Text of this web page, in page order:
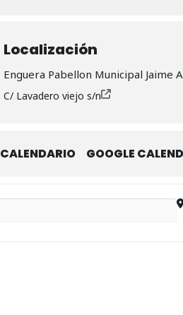
Localización
Enguera Pabellon Municipal Jaime
C/ Lavadero viejo s/n
CALENDARIO GOOGLE